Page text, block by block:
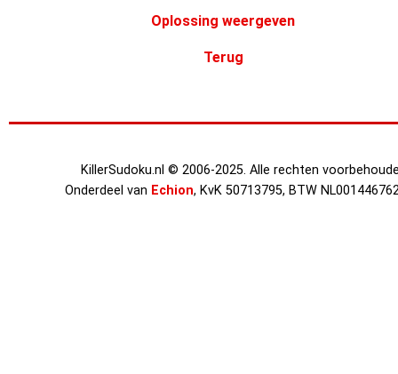
Oplossing weergeven
Terug
KillerSudoku.nl © 2006-2025. Alle rechten
Onderdeel van Echion, KvK 50713795, BTW